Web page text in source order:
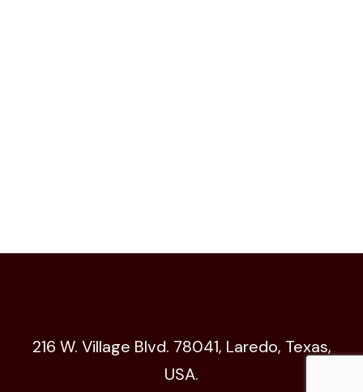
216 W. Village Blvd. 78041, Laredo, Texas,
USA.